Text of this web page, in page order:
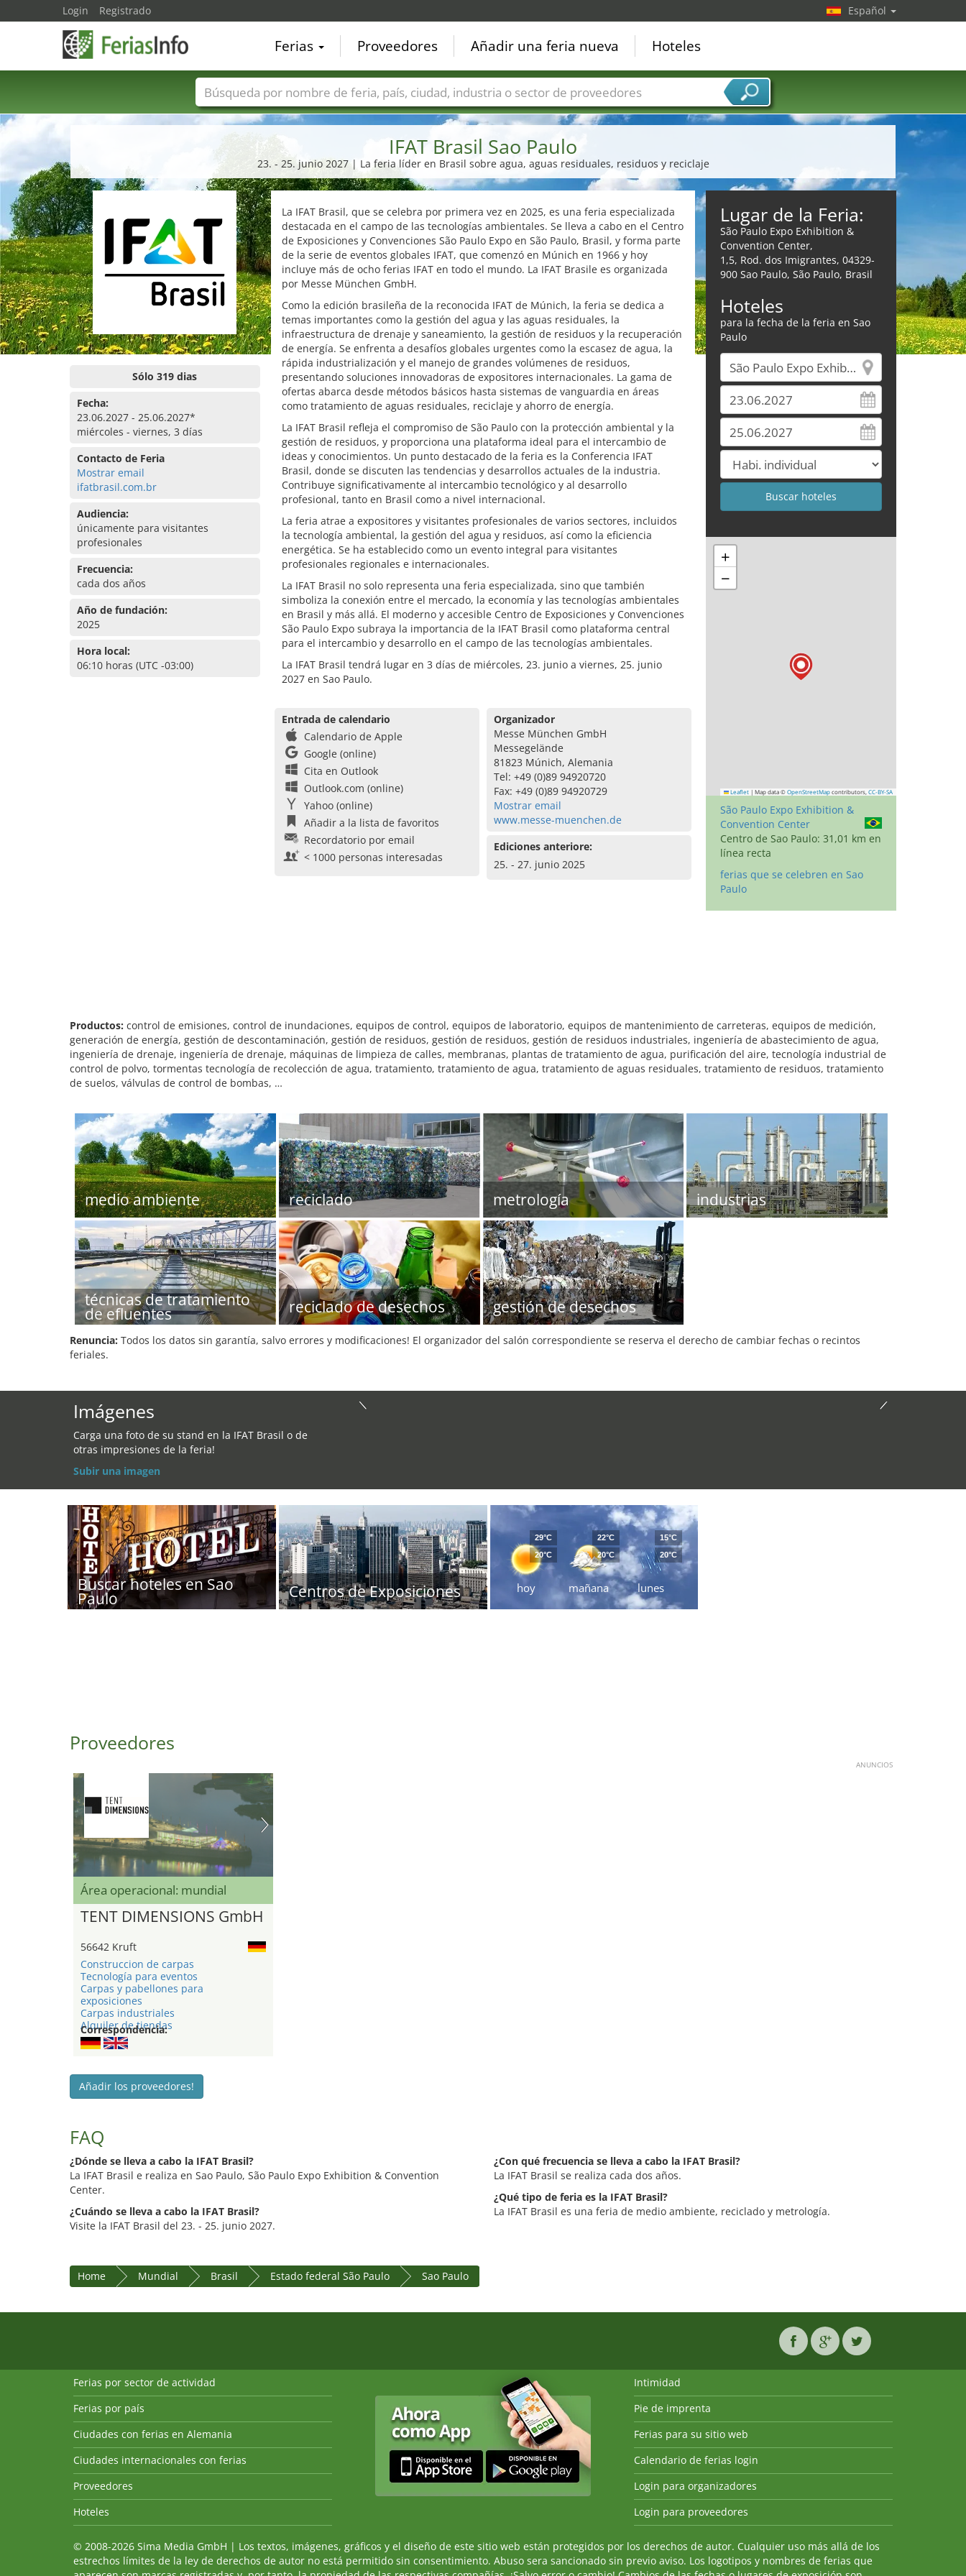
IFAT Brasil Sao Paulo
23. - 25. junio 2027 | La feria líder en Brasil sobre agua, aguas residuales, residuos y reciclaje
Sólo 319 dias
Fecha:
23.06.2027 - 25.06.2027*
miércoles - viernes, 3 días
Contacto de Feria
Mostrar email
ifatbrasil.com.br
Audiencia:
únicamente para visitantes
profesionales
Frecuencia:
cada dos años
Año de fundación:
2025
Hora local:
06:10 horas (UTC -03:00)
La IFAT Brasil, que se celebra por primera vez en 2025, es una feria especializada
destacada en el campo de las tecnologías ambientales. Se lleva a cabo en el Centro
de Exposiciones y Convenciones São Paulo Expo en São Paulo, Brasil, y forma parte
de la serie de eventos globales IFAT, que comenzó en Múnich en 1966 y hoy
incluye más de ocho ferias IFAT en todo el mundo. La IFAT Brasile es organizada
por Messe München GmbH.
Como la edición brasileña de la reconocida IFAT de Múnich, la feria se dedica a
temas importantes como la gestión del agua y las aguas residuales, la
infraestructura de drenaje y saneamiento, la gestión de residuos y la recuperación
de energía. Se enfrenta a desafíos globales urgentes como la escasez de agua, la
rápida industrialización y el manejo de grandes volúmenes de residuos,
presentando soluciones innovadoras de expositores internacionales. La gama de
ofertas abarca desde métodos básicos hasta sistemas de vanguardia en áreas
como tratamiento de aguas residuales, reciclaje y ahorro de energía.
La IFAT Brasil refleja el compromiso de São Paulo con la protección ambiental y la
gestión de residuos, y proporciona una plataforma ideal para el intercambio de
ideas y conocimientos. Un punto destacado de la feria es la Conferencia IFAT
Brasil, donde se discuten las tendencias y desarrollos actuales de la industria.
Contribuye significativamente al intercambio tecnológico y al desarrollo
profesional, tanto en Brasil como a nivel internacional.
La feria atrae a expositores y visitantes profesionales de varios sectores, incluidos
la tecnología ambiental, la gestión del agua y residuos, así como la eficiencia
energética. Se ha establecido como un evento integral para visitantes
profesionales regionales e internacionales.
La IFAT Brasil no solo representa una feria especializada, sino que también
simboliza la conexión entre el mercado, la economía y las tecnologías ambientales
en Brasil y más allá. El moderno y accesible Centro de Exposiciones y Convenciones
São Paulo Expo subraya la importancia de la IFAT Brasil como plataforma central
para el intercambio y desarrollo en el campo de las tecnologías ambientales.
La IFAT Brasil tendrá lugar en 3 días de miércoles, 23. junio a viernes, 25. junio
2027 en Sao Paulo.
Entrada de calendario
Calendario de Apple
Google (online)
Cita en Outlook
Outlook.com (online)
Yahoo (online)
Añadir a la lista de favoritos
Recordatorio por email
< 1000 personas interesadas
Organizador
Messe München GmbH
Messegelände
81823 Múnich, Alemania
Tel: +49 (0)89 94920720
Fax: +49 (0)89 94920729
Mostrar email
www.messe-muenchen.de
Ediciones anteriore:
25. - 27. junio 2025
Lugar de la Feria:
São Paulo Expo Exhibition &
Convention Center,
1,5, Rod. dos Imigrantes, 04329-
900 Sao Paulo, São Paulo, Brasil
Hoteles
para la fecha de la feria en Sao
Paulo
+
−
Leaflet | Map data © OpenStreetMap contributors, CC-BY-SA
São Paulo Expo Exhibition &
Convention Center
Centro de Sao Paulo: 31,01 km en
línea recta
ferias que se celebren en Sao
Paulo
Productos: control de emisiones, control de inundaciones, equipos de control, equipos de laboratorio, equipos de mantenimiento de carreteras, equipos de medición,
generación de energía, gestión de descontaminación, gestión de residuos, gestión de residuos, gestión de residuos industriales, ingeniería de abastecimiento de agua,
ingeniería de drenaje, ingeniería de drenaje, máquinas de limpieza de calles, membranas, plantas de tratamiento de agua, purificación del aire, tecnología industrial de
control de polvo, tormentas tecnología de recolección de agua, tratamiento, tratamiento de agua, tratamiento de aguas residuales, tratamiento de residuos, tratamiento
de suelos, válvulas de control de bombas, …
medio ambiente reciclado metrología industrias
técnicas de tratamiento
de efluentes reciclado de desechos gestión de desechos
Renuncia: Todos los datos sin garantía, salvo errores y modificaciones! El organizador del salón correspondiente se reserva el derecho de cambiar fechas o recintos
feriales.
Imágenes
Carga una foto de su stand en la IFAT Brasil o de
otras impresiones de la feria!
Subir una imagen
Buscar hoteles en Sao
Paulo Centros de Exposiciones hoy
29°C
20°C
mañana
22°C
20°C
lunes
15°C
20°C
Proveedores
ANUNCIOS
Área operacional: mundial
TENT DIMENSIONS GmbH
56642 Kruft
Construccion de carpas
Tecnología para eventos
Carpas y pabellones para
exposiciones
Carpas industriales
Alquiler de tiendas
Correspondencia:
Añadir los proveedores!
FAQ
¿Dónde se lleva a cabo la IFAT Brasil?
La IFAT Brasil e realiza en Sao Paulo, São Paulo Expo Exhibition & Convention
Center.
¿Cuándo se lleva a cabo la IFAT Brasil?
Visite la IFAT Brasil del 23. - 25. junio 2027.
¿Con qué frecuencia se lleva a cabo la IFAT Brasil?
La IFAT Brasil se realiza cada dos años.
¿Qué tipo de feria es la IFAT Brasil?
La IFAT Brasil es una feria de medio ambiente, reciclado y metrología.
Home Mundial Brasil Estado federal São Paulo Sao Paulo
Login Registrado Español
Ferias Proveedores Añadir una feria nueva Hoteles
Nombres de ferias Países Ciudades Sectores de ferias Sectores de proveedor de servicios
Ferias por sector de actividad
Ferias por país
Ciudades con ferias en Alemania
Ciudades internacionales con ferias
Proveedores
Hoteles
Intimidad
Pie de imprenta
Ferias para su sitio web
Calendario de ferias login
Login para organizadores
Login para proveedores
© 2008-2026 Sima Media GmbH | Los textos, imágenes, gráficos y el diseño de este sitio web están protegidos por los derechos de autor. Cualquier uso más allá de los
estrechos límites de la ley de derechos de autor no está permitido sin consentimiento. Abuso sera sancionado sin previo aviso. Los logotipos y nombres de ferias que